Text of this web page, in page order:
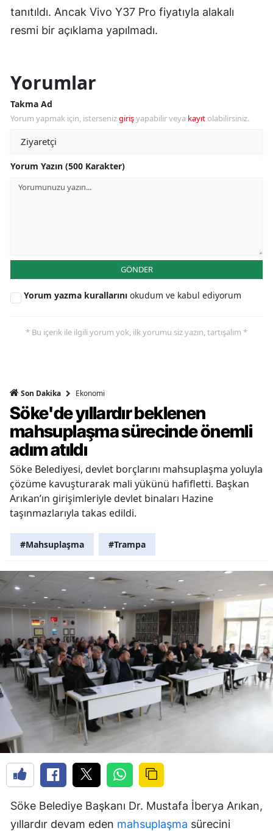
tanıtıldı. Ancak Vivo Y37 Pro fiyatıyla alakalı
resmi bir açıklama yapılmadı.
Yorumlar
Takma Ad
Yorum yapmak için, istersenizgirişyapabilir veya kayıt olabilirsiniz.
Yorum Yazın (500 Karakter)
GÖNDER
Yorum yazma kurallarını okudum ve kabul ediyorum
* Bu içerik ile ilgili yorum yok, ilk yorumu siz yazın, tartışalım *
Son Dakika Ekonomi
Söke'de yıllardır beklenen
mahsuplaşma sürecinde önemli
adım atıldı
Söke Belediyesi, devlet borçlarını mahsuplaşma yoluyla
çözüme kavuşturarak mali yükünü hafifletti. Başkan
Arıkan’ın girişimleriyle devlet binaları Hazine
taşınmazlarıyla takas edildi.
#Mahsuplaşma #Trampa
Söke Belediye Başkanı Dr. Mustafa İberya Arıkan,
yıllardır devam eden mahsuplaşma sürecini